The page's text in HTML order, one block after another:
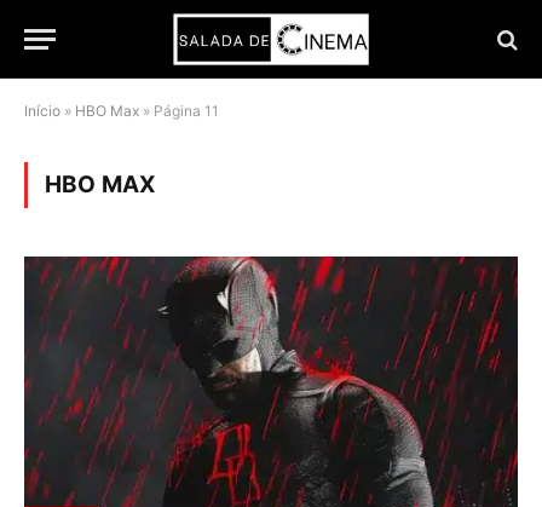
Início » HBO Max » Página 11
HBO MAX